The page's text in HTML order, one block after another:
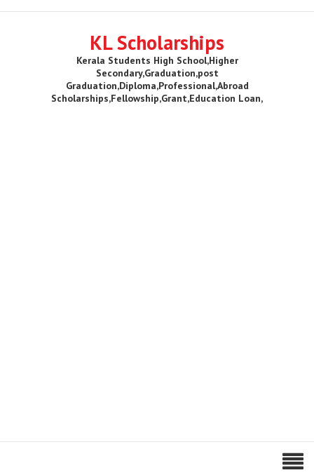
KL Scholarships
Kerala Students High School,Higher
Secondary,Graduation,post
Graduation,Diploma,Professional,Abroad
Scholarships,Fellowship,Grant,Education Loan,